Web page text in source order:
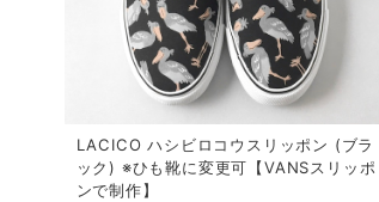
LACICO ハシビロコウスリッポン (ブラ
ック) ※ひも靴に変更可【VANSスリッポ
ンで制作】